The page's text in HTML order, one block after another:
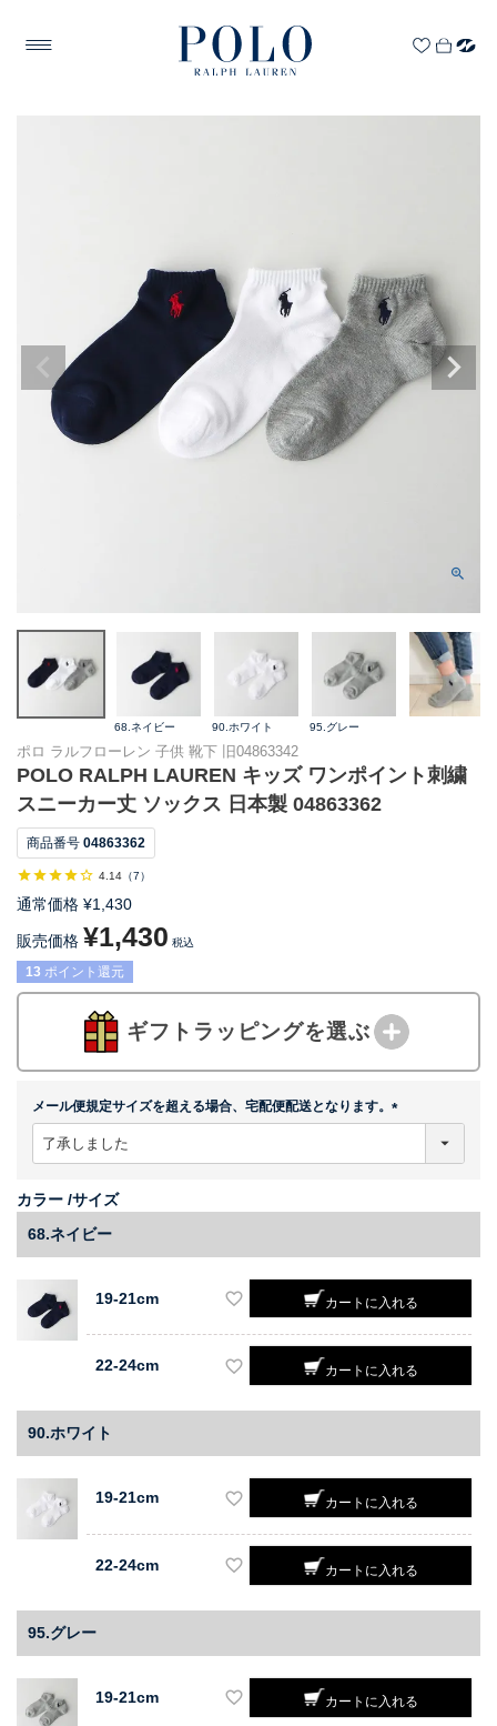
68.ネイビー 90.ホワイト 95.グレー
ポロ ラルフローレン 子供 靴下 旧04863342
POLO RALPH LAUREN キッズ ワンポイント刺繍
スニーカー丈 ソックス 日本製 04863362
商品番号 04863362
4.14 （7）
通常価格 ¥1,430
販売価格 ¥1,430 税込
13 ポイント還元
ギフトラッピングを選ぶ
メール便規定サイズを超える場合、宅配便配送となります。
カラー サイズ
68.ネイビー
19-21cm カートに入れる
22-24cm カートに入れる
90.ホワイト
19-21cm カートに入れる
22-24cm カートに入れる
95.グレー
19-21cm カートに入れる